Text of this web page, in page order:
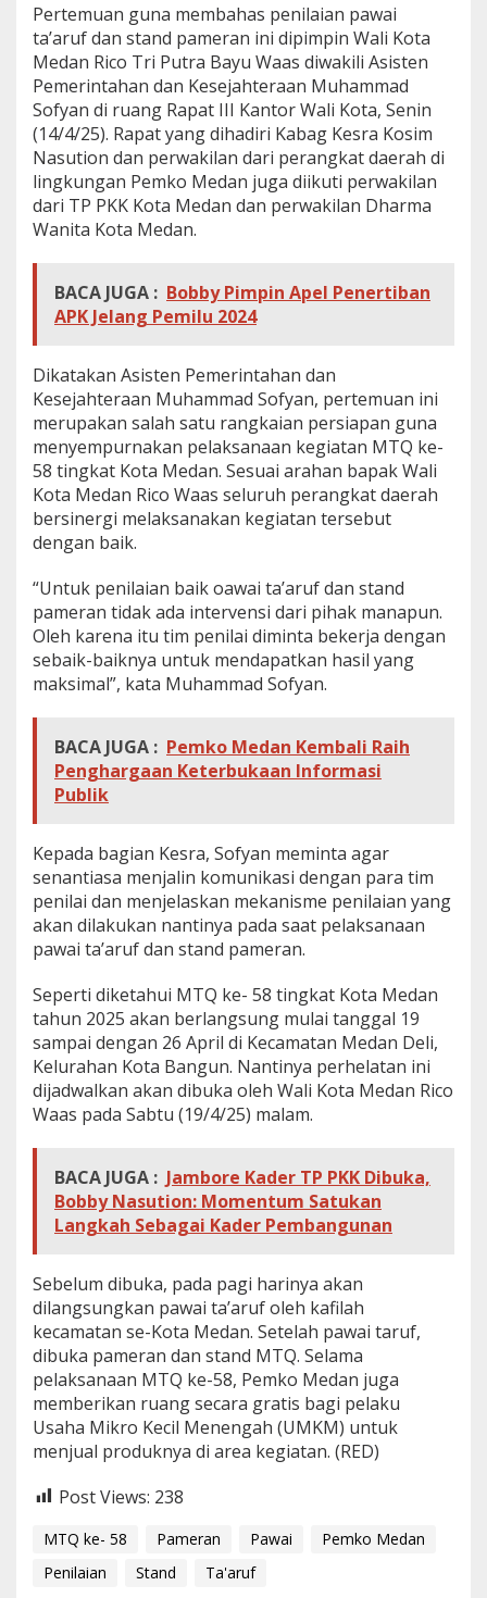
a
n
S
t
a
n
d
P
a
m
e
r
M
T
Q
-
5
8
Pertemuan guna membahas penilaian pawai
ta’aruf dan stand pameran ini dipimpin Wali Kota
Medan Rico Tri Putra Bayu Waas diwakili Asisten
Pemerintahan dan Kesejahteraan Muhammad
Sofyan di ruang Rapat III Kantor Wali Kota, Senin
(14/4/25). Rapat yang dihadiri Kabag Kesra Kosim
Nasution dan perwakilan dari perangkat daerah di
lingkungan Pemko Medan juga diikuti perwakilan
dari TP PKK Kota Medan dan perwakilan Dharma
Wanita Kota Medan.
BACA JUGA : Bobby Pimpin Apel Penertiban
APK Jelang Pemilu 2024
Dikatakan Asisten Pemerintahan dan
Kesejahteraan Muhammad Sofyan, pertemuan ini
merupakan salah satu rangkaian persiapan guna
menyempurnakan pelaksanaan kegiatan MTQ ke-
58 tingkat Kota Medan. Sesuai arahan bapak Wali
Kota Medan Rico Waas seluruh perangkat daerah
bersinergi melaksanakan kegiatan tersebut
dengan baik.
“Untuk penilaian baik oawai ta’aruf dan stand
pameran tidak ada intervensi dari pihak manapun.
Oleh karena itu tim penilai diminta bekerja dengan
sebaik-baiknya untuk mendapatkan hasil yang
maksimal”, kata Muhammad Sofyan.
BACA JUGA : Pemko Medan Kembali Raih
Penghargaan Keterbukaan Informasi
Publik
Kepada bagian Kesra, Sofyan meminta agar
senantiasa menjalin komunikasi dengan para tim
penilai dan menjelaskan mekanisme penilaian yang
akan dilakukan nantinya pada saat pelaksanaan
pawai ta’aruf dan stand pameran.
Seperti diketahui MTQ ke- 58 tingkat Kota Medan
tahun 2025 akan berlangsung mulai tanggal 19
sampai dengan 26 April di Kecamatan Medan Deli,
Kelurahan Kota Bangun. Nantinya perhelatan ini
dijadwalkan akan dibuka oleh Wali Kota Medan Rico
Waas pada Sabtu (19/4/25) malam.
BACA JUGA : Jambore Kader TP PKK Dibuka,
Bobby Nasution: Momentum Satukan
Langkah Sebagai Kader Pembangunan
Sebelum dibuka, pada pagi harinya akan
dilangsungkan pawai ta’aruf oleh kafilah
kecamatan se-Kota Medan. Setelah pawai taruf,
dibuka pameran dan stand MTQ. Selama
pelaksanaan MTQ ke-58, Pemko Medan juga
memberikan ruang secara gratis bagi pelaku
Usaha Mikro Kecil Menengah (UMKM) untuk
menjual produknya di area kegiatan. (RED)
Post Views: 238
MTQ ke- 58 Pameran Pawai
Pemko Medan
Penilaian
Stand Ta'aruf